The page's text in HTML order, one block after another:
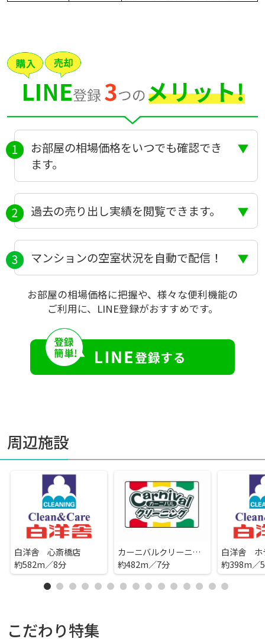
お部屋の相場価格をいつでも確認でき
ます。
過去の売り出し実績を閲覧できます。
マンションの空室状況を自動で配信！
お部屋の相場価格に把握や、様々な便利機能の
ご利用に、LINE登録がおすすめです。
周辺施設
白洋舎 心斎橋店
約582m／8分
カーニバルクリーニング 南久宝寺店
約482m／7分
白洋舎 ホ
約398m／
こだわり特集